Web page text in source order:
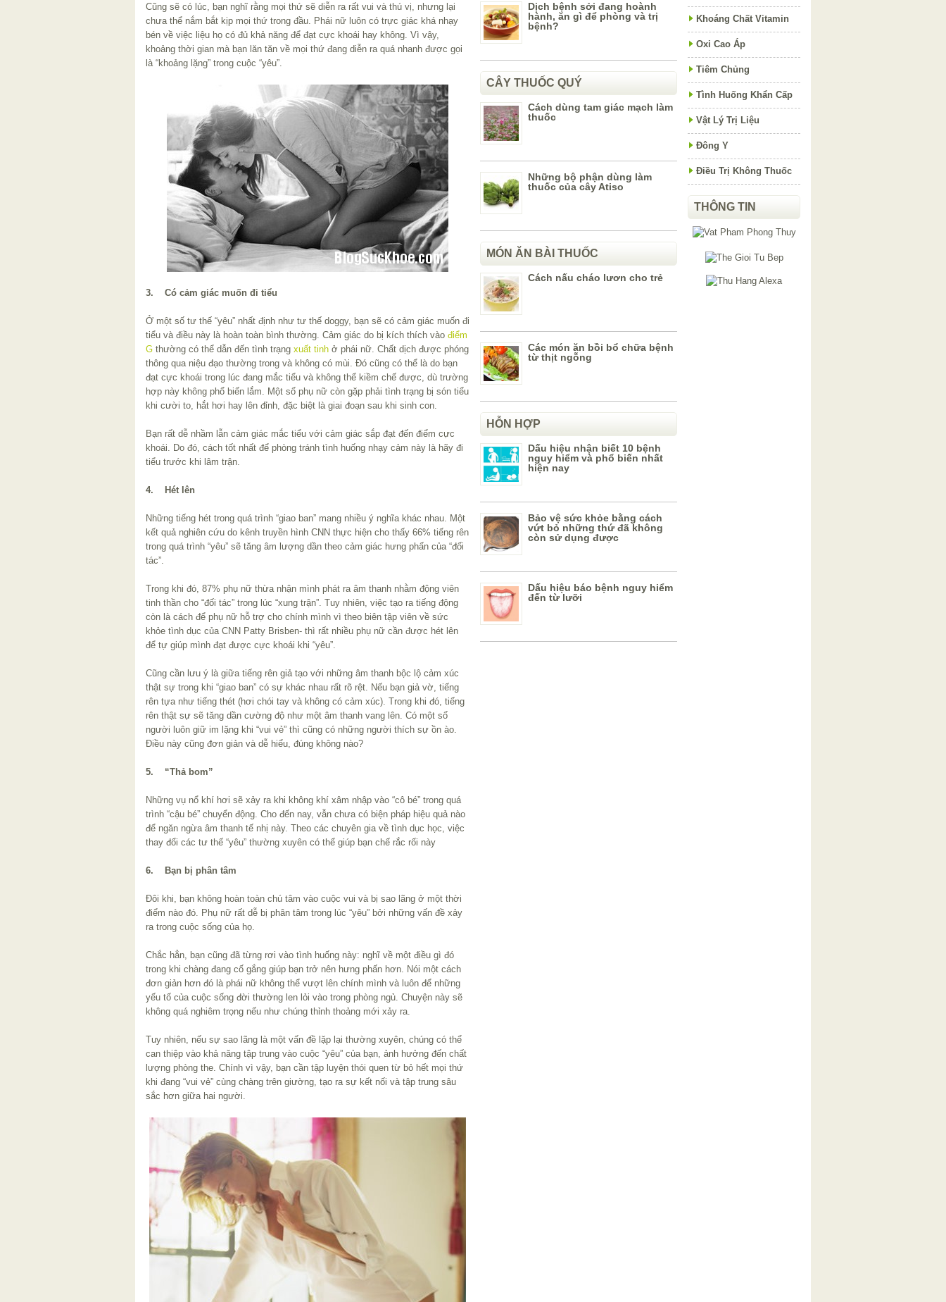
Cũng sẽ có lúc, bạn nghĩ rằng mọi thứ sẽ diễn ra rất vui và thú vị, nhưng lại
chưa thể nắm bắt kịp mọi thứ trong đầu. Phái nữ luôn có trực giác khá nhạy
bén về việc liệu họ có đủ khả năng để đạt cực khoái hay không. Vì vậy,
khoảng thời gian mà bạn lăn tăn về mọi thứ đang diễn ra quá nhanh được gọi
là “khoảng lặng” trong cuộc “yêu”.
3. Có cảm giác muốn đi tiểu
Ở một số tư thế “yêu” nhất định như tư thế doggy, bạn sẽ có cảm giác muốn đi
tiểu và điều này là hoàn toàn bình thường. Cảm giác do bị kích thích vào điểm
G thường có thể dẫn đến tình trạng xuất tinh ở phái nữ. Chất dịch được phóng
thông qua niệu đạo thường trong và không có mùi. Đó cũng có thể là do bạn
đạt cực khoái trong lúc đang mắc tiểu và không thể kiềm chế được, dù trường
hợp này không phổ biến lắm. Một số phụ nữ còn gặp phải tình trạng bị són tiểu
khi cười to, hắt hơi hay lên đỉnh, đặc biệt là giai đoạn sau khi sinh con.
Bạn rất dễ nhầm lẫn cảm giác mắc tiểu với cảm giác sắp đạt đến điểm cực
khoái. Do đó, cách tốt nhất để phòng tránh tình huống nhạy cảm này là hãy đi
tiểu trước khi lâm trận.
4. Hét lên
Những tiếng hét trong quá trình “giao ban” mang nhiều ý nghĩa khác nhau. Một
kết quả nghiên cứu do kênh truyền hình CNN thực hiện cho thấy 66% tiếng rên
trong quá trình “yêu” sẽ tăng âm lượng dần theo cảm giác hưng phấn của “đối
tác”.
Trong khi đó, 87% phụ nữ thừa nhận mình phát ra âm thanh nhằm động viên
tinh thần cho “đối tác” trong lúc “xung trận”. Tuy nhiên, việc tạo ra tiếng động
còn là cách để phụ nữ hỗ trợ cho chính mình vì theo biên tập viên về sức
khỏe tình dục của CNN Patty Brisben- thì rất nhiều phụ nữ cần được hét lên
để tự giúp mình đạt được cực khoái khi “yêu”.
Cũng cần lưu ý là giữa tiếng rên giả tạo với những âm thanh bộc lộ cảm xúc
thật sự trong khi “giao ban” có sự khác nhau rất rõ rệt. Nếu bạn giả vờ, tiếng
rên tựa như tiếng thét (hơi chói tay và không có cảm xúc). Trong khi đó, tiếng
rên thật sự sẽ tăng dần cường độ như một âm thanh vang lên. Có một số
người luôn giữ im lặng khi “vui vẻ” thì cũng có những người thích sự ồn ào.
Điều này cũng đơn giản và dễ hiểu, đúng không nào?
5. “Thả bom”
Những vụ nổ khí hơi sẽ xảy ra khi không khí xâm nhập vào “cô bé” trong quá
trình “cậu bé” chuyển động. Cho đến nay, vẫn chưa có biện pháp hiệu quả nào
để ngăn ngừa âm thanh tế nhị này. Theo các chuyên gia về tình dục học, việc
thay đổi các tư thế “yêu” thường xuyên có thể giúp bạn chế rắc rối này
6. Bạn bị phân tâm
Đôi khi, bạn không hoàn toàn chú tâm vào cuộc vui và bị sao lãng ở một thời
điểm nào đó. Phụ nữ rất dễ bị phân tâm trong lúc “yêu” bởi những vấn đề xảy
ra trong cuộc sống của họ.
Chắc hẳn, bạn cũng đã từng rơi vào tình huống này: nghĩ về một điều gì đó
trong khi chàng đang cố gắng giúp bạn trở nên hưng phấn hơn. Nói một cách
đơn giản hơn đó là phái nữ không thể vượt lên chính mình và luôn để những
yếu tố của cuộc sống đời thường len lỏi vào trong phòng ngủ. Chuyện này sẽ
không quá nghiêm trọng nếu như chúng thỉnh thoảng mới xảy ra.
Tuy nhiên, nếu sự sao lãng là một vấn đề lặp lại thường xuyên, chúng có thể
can thiệp vào khả năng tập trung vào cuộc “yêu” của bạn, ảnh hưởng đến chất
lượng phòng the. Chính vì vậy, bạn cần tập luyện thói quen từ bỏ hết mọi thứ
khi đang “vui vẻ” cùng chàng trên giường, tạo ra sự kết nối và tập trung sâu
sắc hơn giữa hai người.
Dịch bệnh sởi đang hoành
hành, ăn gì để phòng và trị
bệnh?
CÂY THUỐC QUÝ
Cách dùng tam giác mạch làm
thuốc
Những bộ phận dùng làm
thuốc của cây Atiso
MÓN ĂN BÀI THUỐC
Cách nấu cháo lươn cho trẻ
Các món ăn bồi bổ chữa bệnh
từ thịt ngỗng
HỖN HỢP
Dấu hiệu nhận biết 10 bệnh
nguy hiểm và phổ biến nhất
hiện nay
Bảo vệ sức khỏe bằng cách
vứt bỏ những thứ đã không
còn sử dụng được
Dấu hiệu báo bệnh nguy hiểm
đến từ lưỡi
Khoáng Chất Vitamin
Oxi Cao Áp
Tiêm Chủng
Tình Huống Khẩn Cấp
Vật Lý Trị Liệu
Đông Y
Điều Trị Không Thuốc
THÔNG TIN